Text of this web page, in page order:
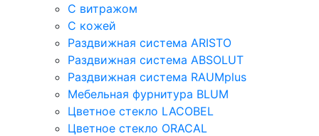
С витражом
С кожей
Раздвижная система ARISTO
Раздвижная система ABSOLUT
Раздвижная система RAUMplus
Мебельная фурнитура BLUM
Цветное стекло LACOBEL
Цветное стекло ORACAL